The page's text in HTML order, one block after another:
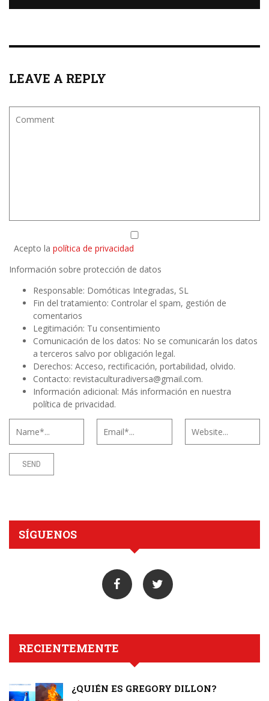
LEAVE A REPLY
Acepto la política de privacidad
Información sobre protección de datos
Responsable: Domóticas Integradas, SL
Fin del tratamiento: Controlar el spam, gestión de
comentarios
Legitimación: Tu consentimiento
Comunicación de los datos: No se comunicarán los datos
a terceros salvo por obligación legal.
Derechos: Acceso, rectificación, portabilidad, olvido.
Contacto: revistaculturadiversa@gmail.com.
Información adicional: Más información en nuestra
política de privacidad.
SÍGUENOS
RECIENTEMENTE
¿QUIÉN ES GREGORY DILLON?